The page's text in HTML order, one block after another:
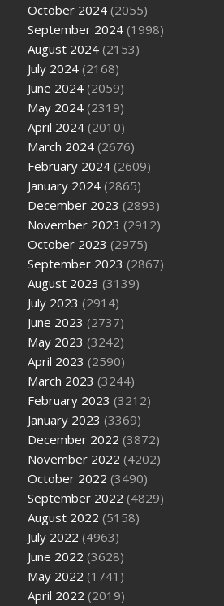
October 2024 (2055)
September 2024 (1998)
August 2024 (2153)
July 2024 (2168)
June 2024 (2059)
May 2024 (2319)
April 2024 (2010)
March 2024 (2676)
February 2024 (2609)
January 2024 (2865)
December 2023 (2893)
November 2023 (2912)
October 2023 (2975)
September 2023 (2867)
August 2023 (3139)
July 2023 (2914)
June 2023 (2737)
May 2023 (3242)
April 2023 (2590)
March 2023 (3244)
February 2023 (3212)
January 2023 (3369)
December 2022 (3872)
November 2022 (4202)
October 2022 (3490)
September 2022 (4829)
August 2022 (5158)
July 2022 (4963)
June 2022 (3628)
May 2022 (1741)
April 2022 (2019)